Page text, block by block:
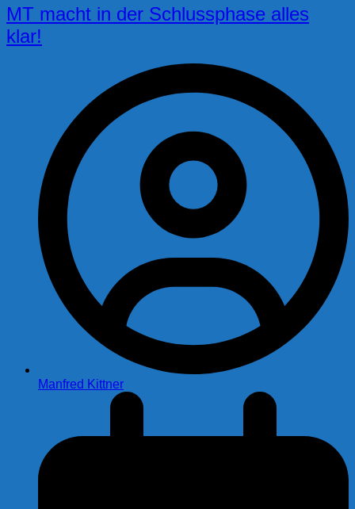
MT macht in der Schlussphase alles
klar!
Manfred Kittner